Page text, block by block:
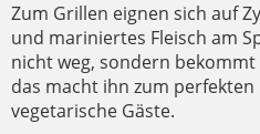
Zum Grillen eignen sich auf
und mariniertes Fleisch am
nicht weg, sondern
das macht ihn zum
vegetarische Gäste.